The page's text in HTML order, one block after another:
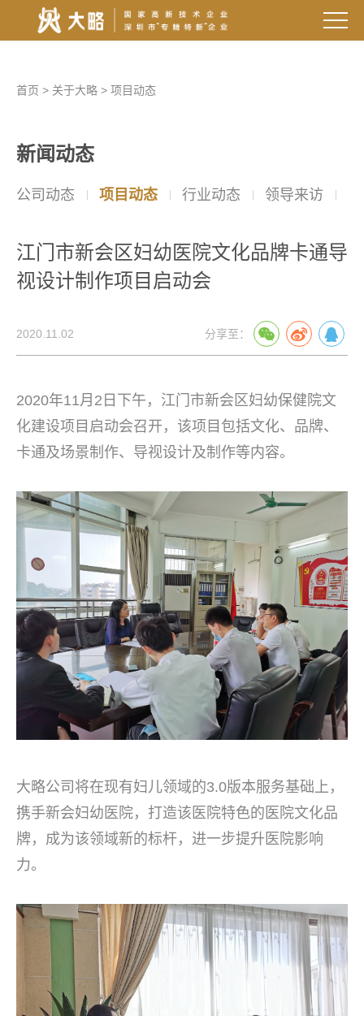
首页 > 关于大略 > 项目动态
新闻动态
公司动态 项目动态 行业动态 领导来访
江门市新会区妇幼医院文化品牌卡通导
视设计制作项目启动会
2020.11.02 分享至：
2020年11月2日下午，江门市新会区妇幼保健院文
化建设项目启动会召开，该项目包括文化、品牌、
卡通及场景制作、导视设计及制作等内容。
大略公司将在现有妇儿领域的3.0版本服务基础上，
携手新会妇幼医院，打造该医院特色的医院文化品
牌，成为该领域新的标杆，进一步提升医院影响
力。